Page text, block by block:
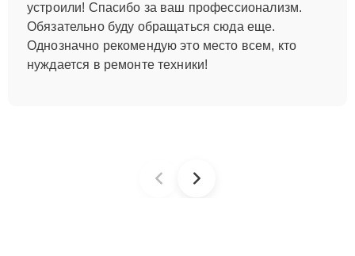
устроили! Спасибо за ваш профессионализм.
Обязательно буду обращаться сюда еще.
Однозначно рекомендую это место всем, кто
нуждается в ремонте техники!